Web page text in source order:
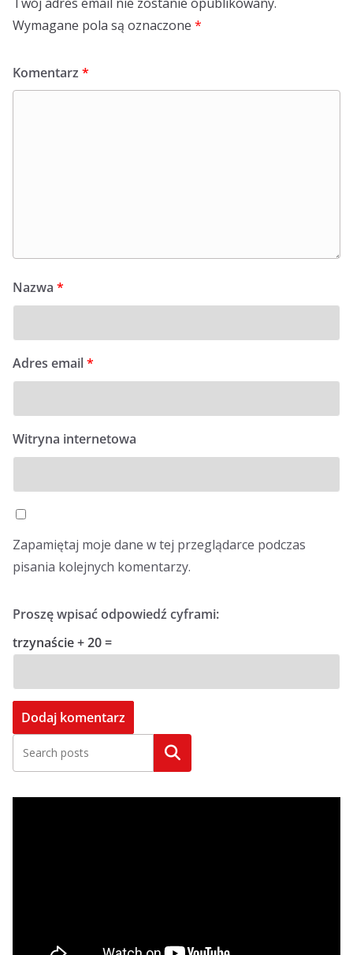
Wymagane pola są oznaczone *
Komentarz *
Nazwa *
Adres email*
Witryna internetowa
Zapamiętaj moje dane w tej przeglądarce podczas
pisania kolejnych komentarzy.
Proszę wpisać odpowiedź cyframi:
trzynaście + 20 =
Szukaj